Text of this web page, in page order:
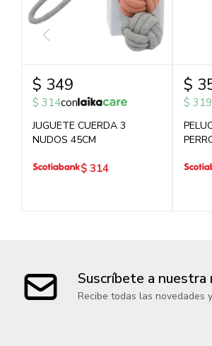
$ 349
$ 314con
JUGUETE CUERDA 3
NUDOS 45CM
$ 314
$
$ 319
Suscríbete a
Recibe todas las novedades